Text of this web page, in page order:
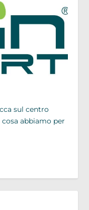
sul centro
abbiamo per